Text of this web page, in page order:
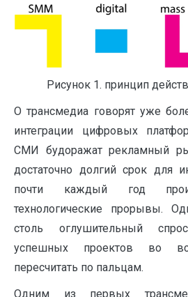
Рисунок 1. принцип
О трансмедиа говорят уже
интеграции цифровых
СМИ будоражат рекламный
достаточно долгий срок для
почти каждый год
технологические прорывы.
столь оглушительный
успешных проектов во
пересчитать по пальцам.
Одним из первых